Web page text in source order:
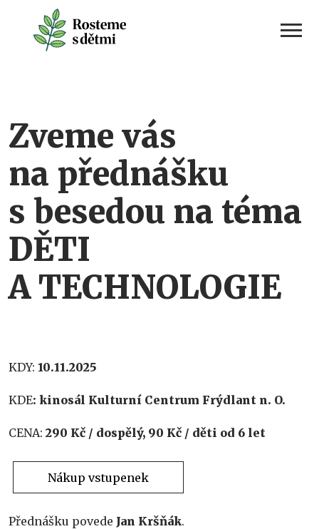
content
Zveme vás
na přednášku
s besedou na téma
DĚTI
A TECHNOLOGIE
KDY: 10.11.2025
KDE: kinosál Kulturní Centrum Frýdlant n. O.
CENA: 290 Kč / dospělý, 90 Kč / děti od 6 let
Nákup vstupenek
Přednášku povede Jan Kršňák.